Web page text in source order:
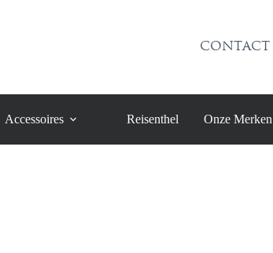
CONTACT
Accessoires Reisenthel Onze Merken